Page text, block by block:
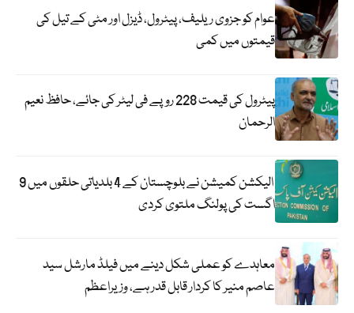
عوام کو جزوی ریلیف، پیٹرول، ڈیزل اور مٹی کے تیل کی
قیمتوں میں کمی
پیٹرول کی قیمت 228 روپے فی لیٹر کی جائے، حافظ نعیم
الرحمان
الیکشن کمیشن نے بلوچستان کے 4 بلدیاتی حلقوں میں 9
اگست کی پولنگ ملتوی کردی
معاہدے کو عملی شکل دینے میں فیلڈ مارشل سید
عاصم منیر کا کردار قابل قدر ہے، وزیراعظم